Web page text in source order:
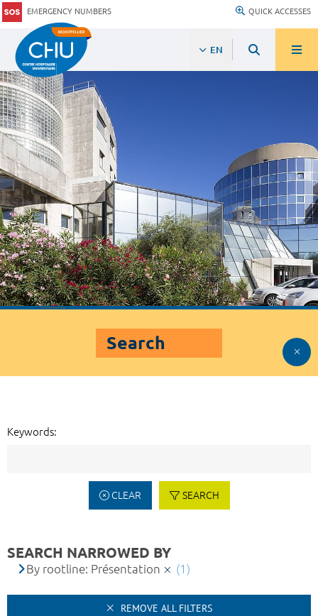
EMERGENCY NUMBERS QUICK ACCESSES
EN
Search
Keywords:
CLEAR SEARCH
SEARCH NARROWED BY
By rootline: Présentation (1)
REMOVE ALL FILTERS